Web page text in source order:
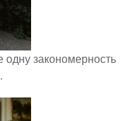
закономерность